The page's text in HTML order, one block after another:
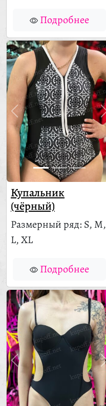
Подробнее
Купальник
(чёрный)
Размерный ряд: S, M,
L, XL
Подробнее